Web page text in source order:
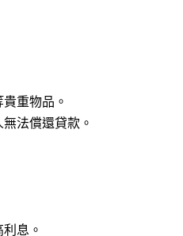
重物品。
法償還貸款。
息。